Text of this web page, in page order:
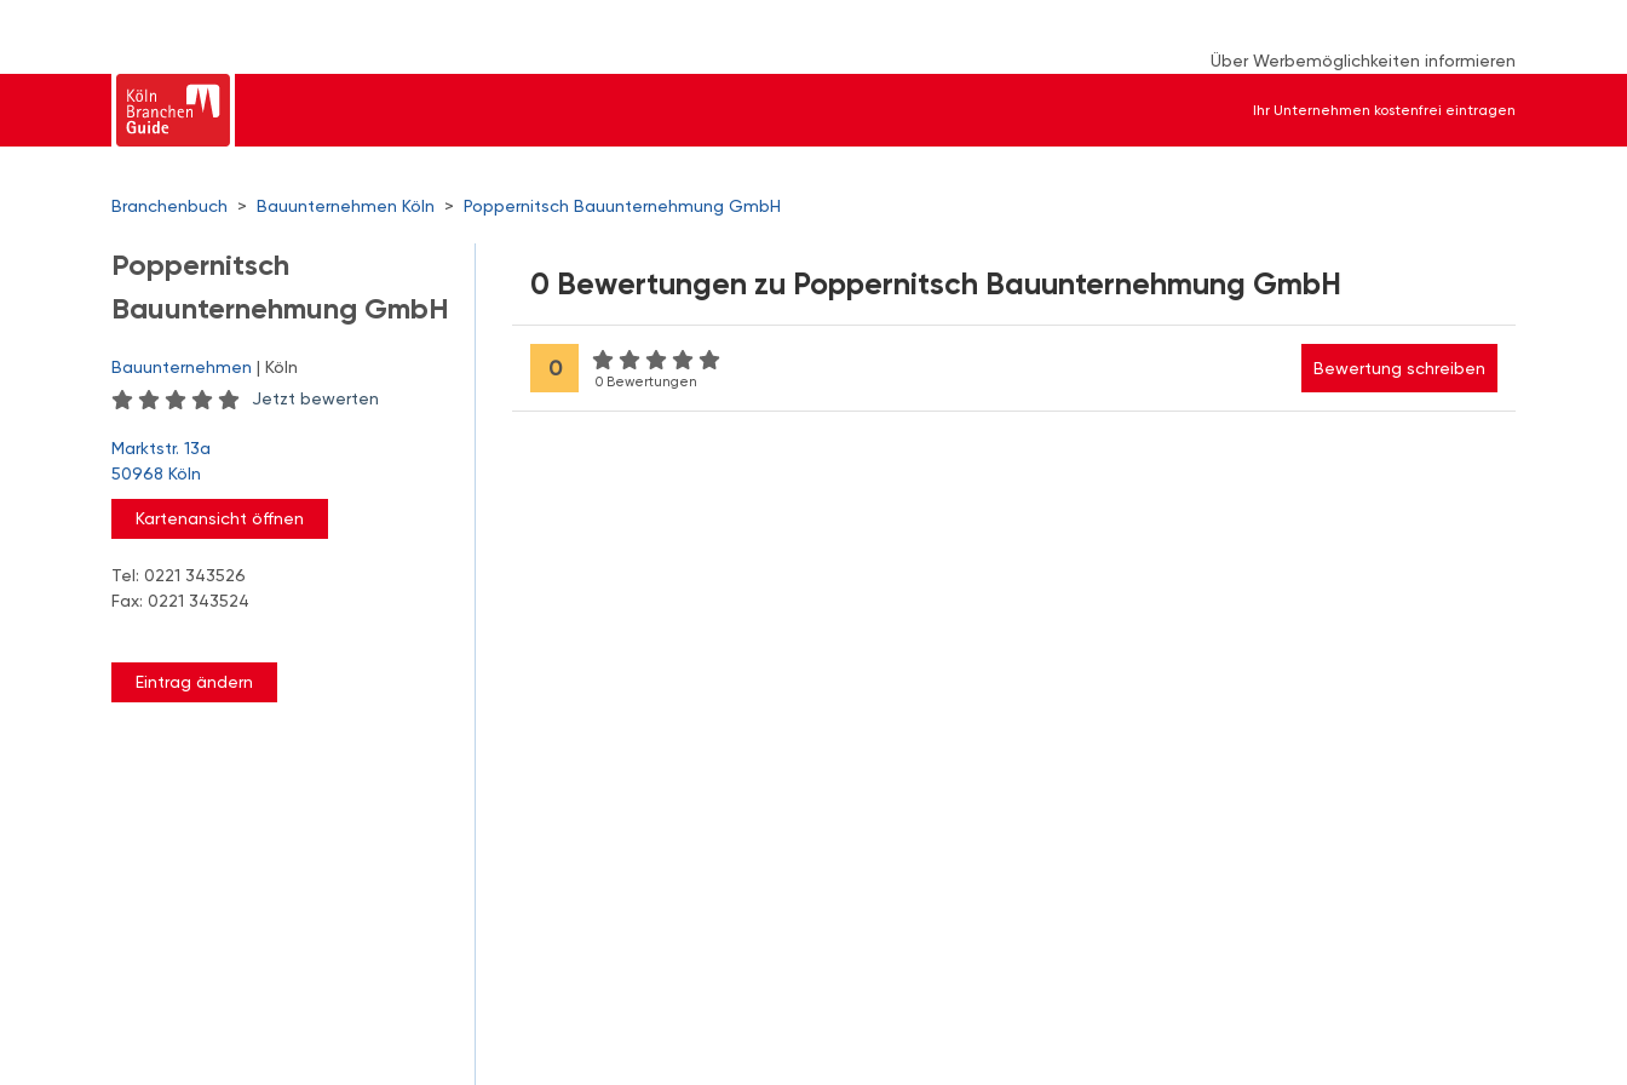
Über Werbemöglichkeiten informieren
Ihr Unternehmen kostenfrei eintragen
Branchenbuch > Bauunternehmen Köln > Poppernitsch Bauunternehmung GmbH
Poppernitsch
Bauunternehmung GmbH
Bauunternehmen | Köln
Jetzt bewerten
Marktstr. 13a
50968 Köln
Kartenansicht öffnen
Tel: 0221 343526
Fax: 0221 343524
Eintrag ändern
0 Bewertungen zu Poppernitsch Bauunternehmung GmbH
0
0 Bewertungen
Bewertung schreiben